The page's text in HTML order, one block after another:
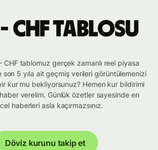
CHF tablosu
CHF tablomuz gerçek zamanlı reel piyasa
son 5 yıla ait geçmiş verileri görüntülemenizi
kur mu bekliyorsunuz? Hemen kur bildirimi
verelim. Günlük özetler sayesinde en
haberleri asla kaçırmazsınız.
Döviz kurunu takip et